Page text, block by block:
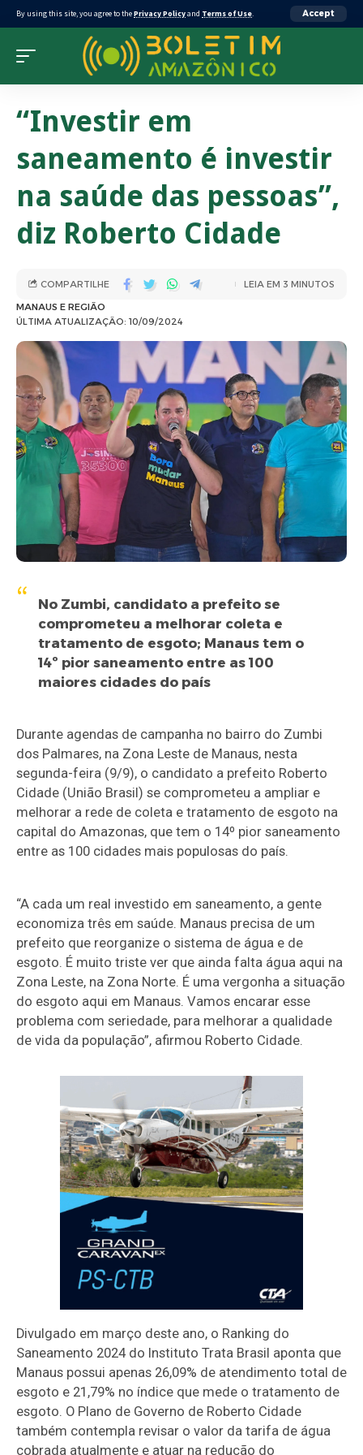
By using this site, you agree to thePrivacy Policyand Terms of Use. Accept
“Investir em
saneamento é investir
na saúde das pessoas”,
diz Roberto Cidade
ÚLTIMA ATUALIZAÇÃO: 10/09/2024
MANAUS E REGIÃO
COMPARTILHE LEIA EM 3 MINUTOS
No Zumbi, candidato a prefeito se
comprometeu a melhorar coleta e
tratamento de esgoto; Manaus tem o
14º pior saneamento entre as 100
maiores cidades do país
Durante agendas de campanha no bairro do Zumbi
dos Palmares, na Zona Leste de Manaus, nesta
segunda-feira (9/9), o candidato a prefeito Roberto
Cidade (União Brasil) se comprometeu a ampliar e
melhorar a rede de coleta e tratamento de esgoto na
capital do Amazonas, que tem o 14º pior saneamento
entre as 100 cidades mais populosas do país.
“A cada um real investido em saneamento, a gente
economiza três em saúde. Manaus precisa de um
prefeito que reorganize o sistema de água e de
esgoto. É muito triste ver que ainda falta água aqui na
Zona Leste, na Zona Norte. É uma vergonha a situação
do esgoto aqui em Manaus. Vamos encarar esse
problema com seriedade, para melhorar a qualidade
de vida da população”, afirmou Roberto Cidade.
Divulgado em março deste ano, o Ranking do
Saneamento 2024 do Instituto Trata Brasil aponta que
Manaus possui apenas 26,09% de atendimento total de
esgoto e 21,79% no índice que mede o tratamento de
esgoto. O Plano de Governo de Roberto Cidade
também contempla revisar o valor da tarifa de água
cobrada atualmente e atuar na redução do